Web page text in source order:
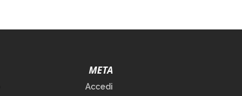
META
Accedi